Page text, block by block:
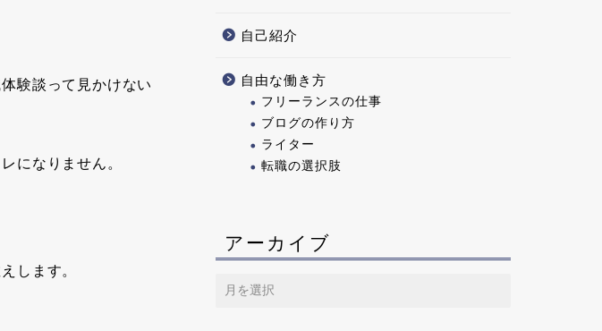
験談って見かけない
になりません。
します。
自己紹介
自由な働き方
フリーランスの仕事
ブログの作り方
ライター
転職の選択肢
アーカイブ